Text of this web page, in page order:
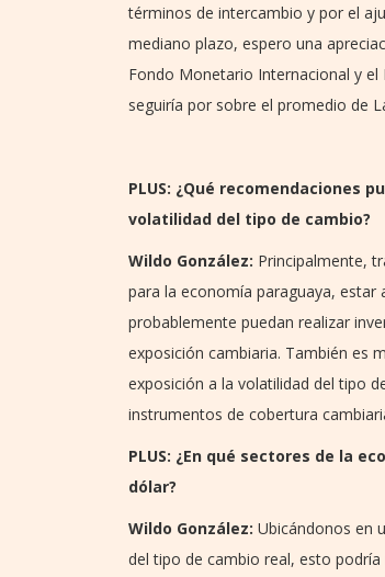
términos de intercambio y por el
mediano plazo, espero una
Fondo Monetario Internacional y
seguiría por sobre el promedio de
PLUS: ¿Qué recomendaciones
volatilidad del tipo de cambio?
Wildo González: Principalmente,
para la economía paraguaya,
probablemente puedan realizar
exposición cambiaria. También es
exposición a la volatilidad del tipo
instrumentos de cobertura
PLUS: ¿En qué sectores de la
dólar?
Wildo González: Ubicándonos en
del tipo de cambio real, esto